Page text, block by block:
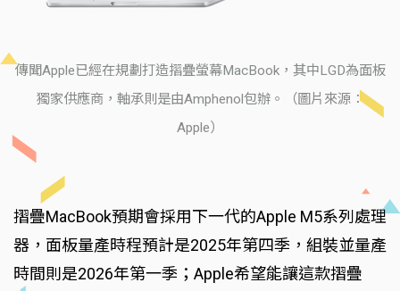
傳聞Apple已經在規劃打造摺疊螢幕MacBook，其中LGD為面板
獨家供應商，軸承則是由Amphenol包辦。（圖片來源：
Apple）
摺疊MacBook預期會採用下一代的Apple M5系列處理
器，面板量產時程預計是2025年第四季，組裝並量產
時間則是2026年第一季；Apple希望能讓這款摺疊